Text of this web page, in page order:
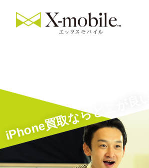
iPhone買取ならどこが